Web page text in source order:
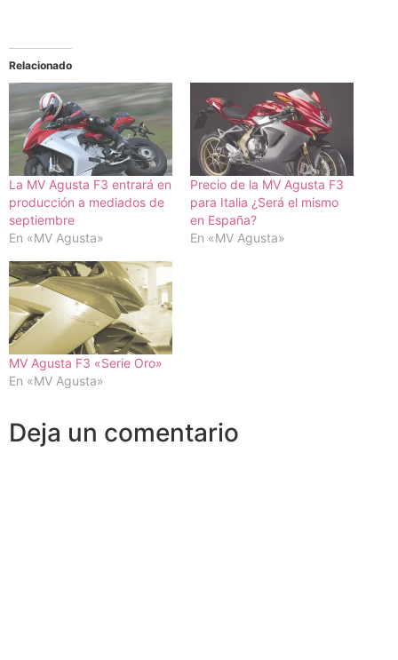
Relacionado
La MV Agusta F3 entrará en
producción a mediados de
septiembre
En «MV Agusta»
Precio de la MV Agusta F3
para Italia ¿Será el mismo
en España?
En «MV Agusta»
MV Agusta F3 «Serie Oro»
En «MV Agusta»
Deja un comentario